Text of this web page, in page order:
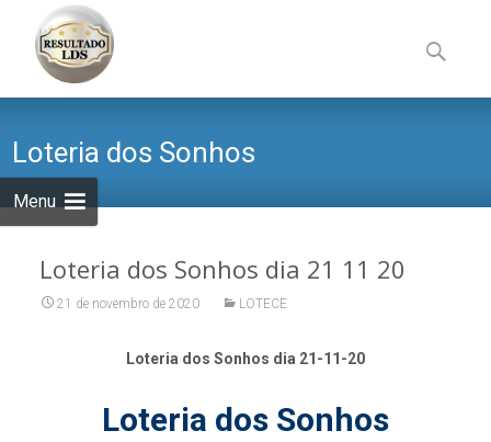
Menu
to
content
por:
Loteria dos Sonhos
Loteria dos Sonhos dia 21 11 20
21 de novembro de 2020 LOTECE
Loteria dos Sonhos dia 21-11-20
Loteria dos Sonhos